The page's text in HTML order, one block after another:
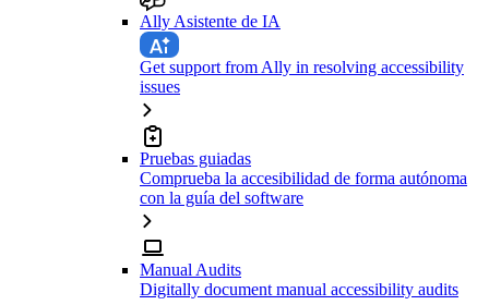
Ally Asistente de IA
Get support from Ally in resolving accessibility
issues
Pruebas guiadas
Comprueba la accesibilidad de forma autónoma
con la guía del software
Manual Audits
Digitally document manual accessibility audits